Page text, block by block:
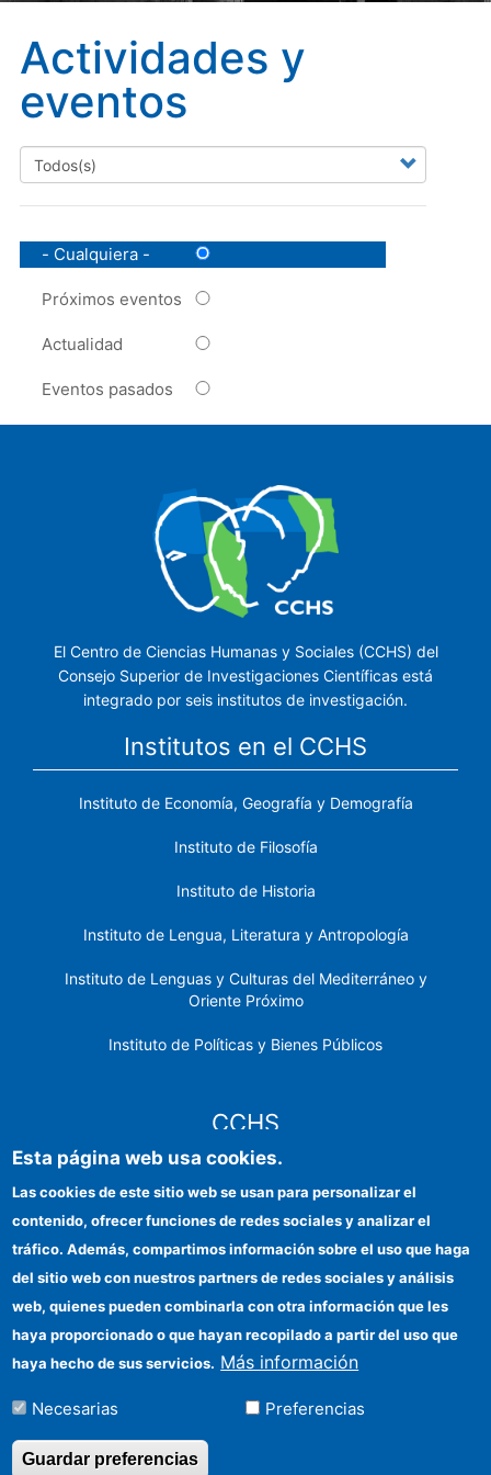
Actividades y
eventos
- Cualquiera -
Próximos eventos
Actualidad
Eventos pasados
El Centro de Ciencias Humanas y Sociales (CCHS) del
Consejo Superior de Investigaciones Científicas está
integrado por seis institutos de investigación.
Institutos en el CCHS
Instituto de Economía, Geografía y Demografía
Instituto de Filosofía
Instituto de Historia
Instituto de Lengua, Literatura y Antropología
Instituto de Lenguas y Culturas del Mediterráneo y
Oriente Próximo
Instituto de Políticas y Bienes Públicos
CCHS
Identidad institucional
Ayudas FEDER
Organismos financiadores
Contacto
Cómo llegar
Esta página web usa cookies.
Las cookies de este sitio web se usan para personalizar el
contenido, ofrecer funciones de redes sociales y analizar el
tráfico. Además, compartimos información sobre el uso que haga
del sitio web con nuestros partners de redes sociales y análisis
web, quienes pueden combinarla con otra información que les
haya proporcionado o que hayan recopilado a partir del uso que
haya hecho de sus servicios. Más información
Necesarias Preferencias
Guardar preferencias